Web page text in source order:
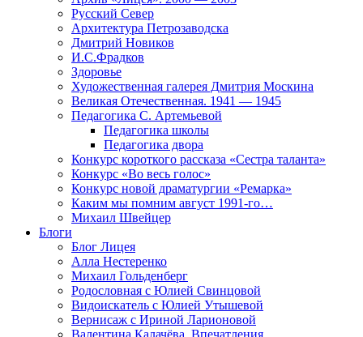
Русский Север
Архитектура Петрозаводска
Дмитрий Новиков
И.С.Фрадков
Здоровье
Художественная галерея Дмитрия Москина
Великая Отечественная. 1941 — 1945
Педагогика С. Артемьевой
Педагогика школы
Педагогика двора
Конкурс короткого рассказа «Сестра таланта»
Конкурс «Во весь голос»
Конкурс новой драматургии «Ремарка»
Каким мы помним август 1991-го…
Михаил Швейцер
Блоги
Блог Лицея
Алла Нестеренко
Михаил Гольденберг
Родословная с Юлией Свинцовой
Видоискатель с Юлией Утышевой
Вернисаж с Ириной Ларионовой